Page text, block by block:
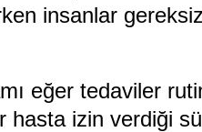
insanlar
eğer tedaviler
hasta izin verdiği